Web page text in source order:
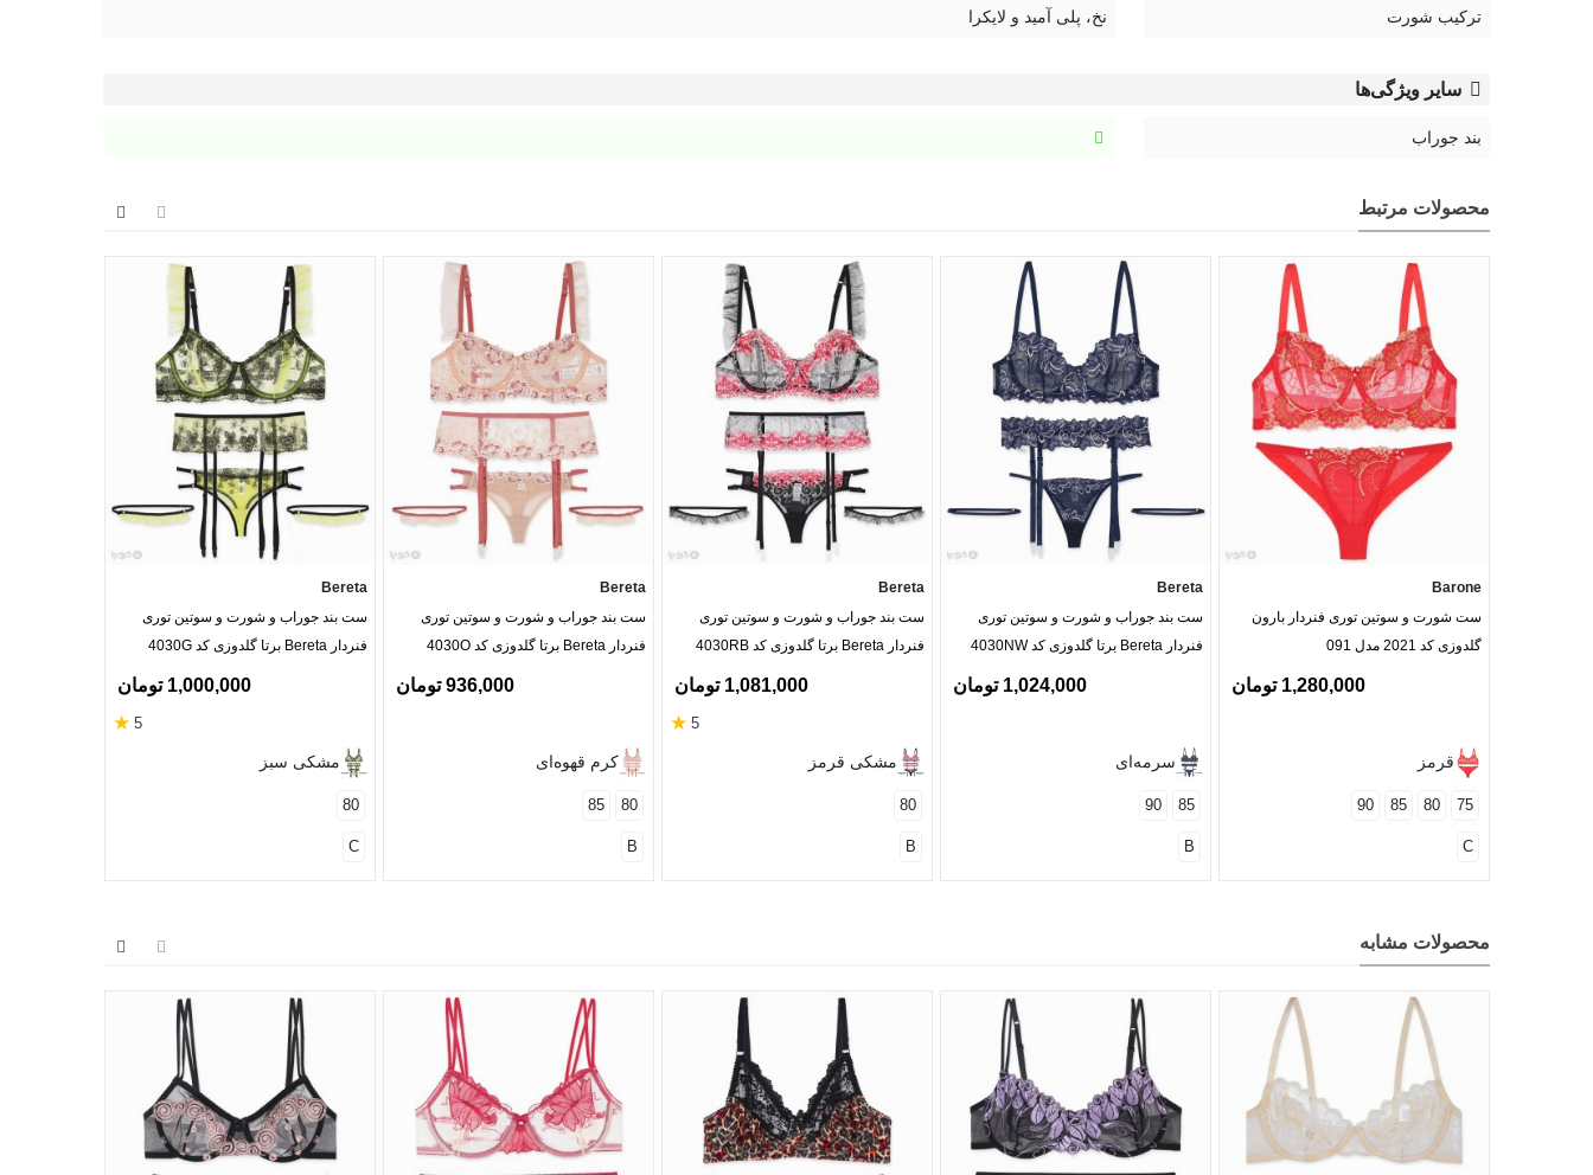
ترکیب شورت نخ، پلی آمید و لایکرا
سایر ویژگی‌ها
بند جوراب
محصولات مرتبط
Barone
ست شورت و سوتین توری فنردار بارون
گلدوزی کد 2021 مدل 091
1,280,000 تومان
قرمز
75
80
85
90
C
Bereta
ست بند جوراب و شورت و سوتین توری
فنردار Bereta برتا گلدوزی کد 4030NW
1,024,000 تومان
سرمه‌ای
85
90
B
Bereta
ست بند جوراب و شورت و سوتین توری
فنردار Bereta برتا گلدوزی کد 4030RB
1,081,000 تومان
5
★
مشکی قرمز
80
B
Bereta
ست بند جوراب و شورت و سوتین توری
فنردار Bereta برتا گلدوزی کد 4030O
936,000 تومان
کرم قهوه‌ای
80
85
B
Bereta
ست بند جوراب و شورت و سوتین توری
فنردار Bereta برتا گلدوزی کد 4030G
1,000,000 تومان
5
★
مشکی سبز
80
C
محصولات مشابه